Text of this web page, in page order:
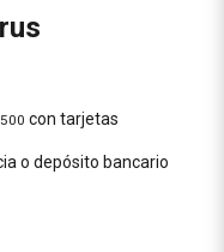
con tarjetas
o depósito bancario